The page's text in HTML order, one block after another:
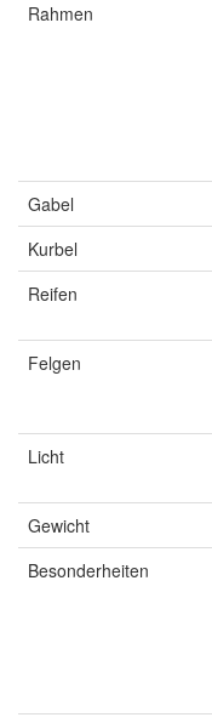
Rahmen
Gabel
Kurbel
Reifen
Felgen
Licht
Gewicht
Besonderheiten